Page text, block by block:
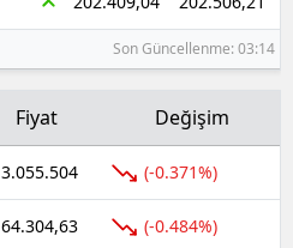
Son Güncellenme: 03:14
Fiyat Değişim
3.055.504 (-0.371%)
64.304,63 (-0.484%)